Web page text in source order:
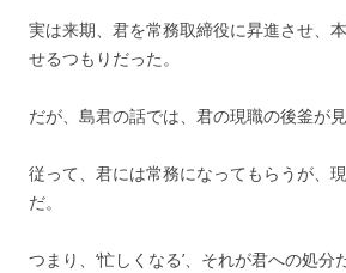
実は来期、君を常務取締役に昇進させ、
せるつもりだった。
だが、島君の話では、君の現職の後釜が
従って、君には常務になってもらうが、
だ。
つまり、‘忙しくなる’、それが君への処分